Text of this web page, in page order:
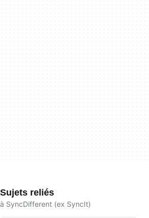
Sujets reliés
à SyncDifferent (ex SyncIt)